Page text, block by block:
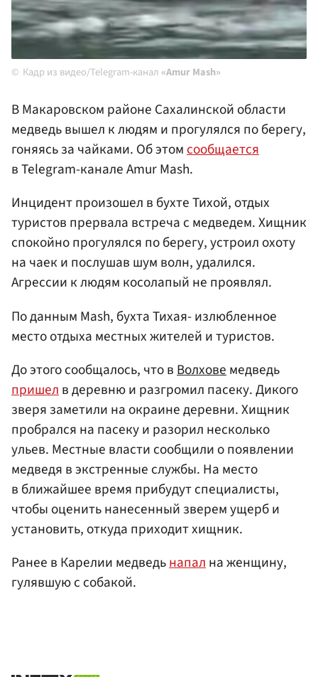
Кадр из видео/Telegram-канал «Amur Mash»
В Макаровском районе Сахалинской области
медведь вышел к людям и прогулялся по берегу,
гоняясь за чайками. Об этомсообщается
в Telegram-канале Amur Mash.
Инцидент произошел в бухте Тихой, отдых
туристов прервала встреча с медведем. Хищник
спокойно прогулялся по берегу, устроил охоту
на чаек и послушав шум волн, удалился.
Агрессии к людям косолапый не проявлял.
По данным Mash, бухта Тихая- излюбленное
место отдыха местных жителей и туристов.
До этого сообщалось, что вВолховемедведь
пришелв деревню и разгромил пасеку. Дикого
зверя заметили на окраине деревни. Хищник
пробрался на пасеку и разорил несколько
ульев. Местные власти сообщили о появлении
медведя в экстренные службы. На место
в ближайшее время прибудут специалисты,
чтобы оценить нанесенный зверем ущерб и
установить, откуда приходит хищник.
Ранее в Карелии медведьнапална женщину,
гулявшую с собакой.